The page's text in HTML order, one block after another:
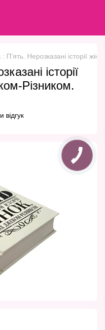
: П’ять. Нерозказані історії
історії
Різником.
відгук